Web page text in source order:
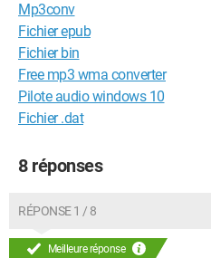
Mp3conv
Fichier epub
Fichier bin
Free mp3 wma converter
Pilote audio windows 10
Fichier .dat
8 réponses
RÉPONSE 1 / 8
Meilleure réponse